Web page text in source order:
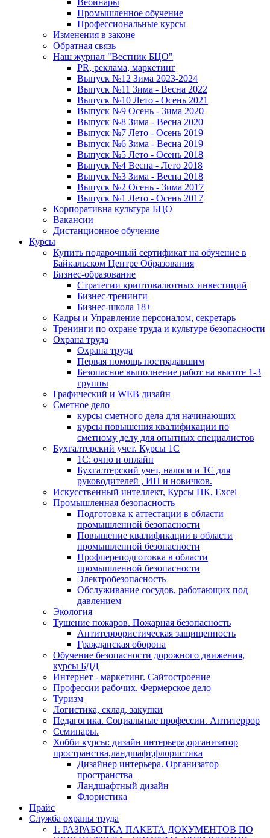
Вебинары
Промышленное обучение
Профессиональные курсы
Изменения в законе
Обратная связь
Наш журнал "Вестник БЦО"
PR, реклама, маркетинг
Выпуск №12 Зима 2023-2024
Выпуск №11 Зима - Весна 2022
Выпуск №10 Лето - Осень 2021
Выпуск №9 Осень - Зима 2020
Выпуск №8 Зима - Весна 2020
Выпуск №7 Лето - Осень 2019
Выпуск №6 Зима - Весна 2019
Выпуск №5 Лето - Осень 2018
Выпуск №4 Весна - Лето 2018
Выпуск №3 Зима - Весна 2018
Выпуск №2 Осень - Зима 2017
Выпуск №1 Лето - Осень 2017
Корпоративна культура БЦО
Вакансии
Дистанционное обучение
Курсы
Купить подарочный сертификат на обучение в
Байкальском Центре Образования
Бизнес-образование
Стратегии криптовалютных инвестиций
Бизнес-тренинги
Бизнес-школа 18+
Кадры и Управление персоналом, секретарь
Тренинги по охране труда и культуре безопасности
Охрана труда
Охрана труда
Первая помощь пострадавшим
Безопасное выполнение работ на высоте 1-3
группы
Графический и WEB дизайн
Сметное дело
курсы сметного дела для начинающих
курсы повышения квалификации по
сметному делу для опытных специалистов
Бухгалтерский учет. Курсы 1С
1С: очно и онлайн
Бухгалтерский учет, налоги и 1С для
руководителей , ИП и новичков.
Искусственный интеллект, Курсы ПК, Excel
Промышленная безопасность
Подготовка к аттестации в области
промышленной безопасности
Повышение квалификации в области
промышленной безопасности
Профпереподготовка в области
промышленной безопасности
Электробезопасность
Обслуживание сосудов, работающих под
давлением
Экология
Тушение пожаров. Пожарная безопасность
Антитеррористическая защищенность
Гражданская оборона
Обучение безопасности дорожного движения,
курсы БДД
Интернет - маркетинг. Сайтостроение
Профессии рабочих. Фермерское дело
Туризм
Логистика, склад, закупки
Педагогика. Социальные профессии. Антитеррор
Семинары.
Хобби курсы: дизайн интерьера,организатор
пространства,ландшафт,флористика
Дизайнер интерьера. Организатор
пространства
Ландшафтный дизайн
Флористика
Прайс
Служба охраны труда
1. РАЗРАБОТКА ПАКЕТА ДОКУМЕНТОВ ПО